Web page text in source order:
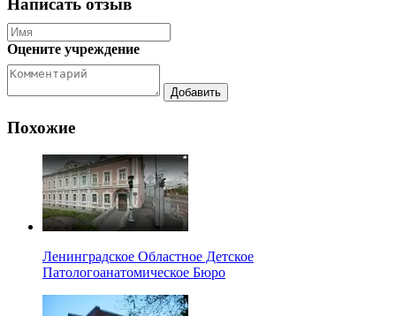
Написать отзыв
Оцените учреждение
Похожие
Ленинградское Областное Детское
Патологоанатомическое Бюро